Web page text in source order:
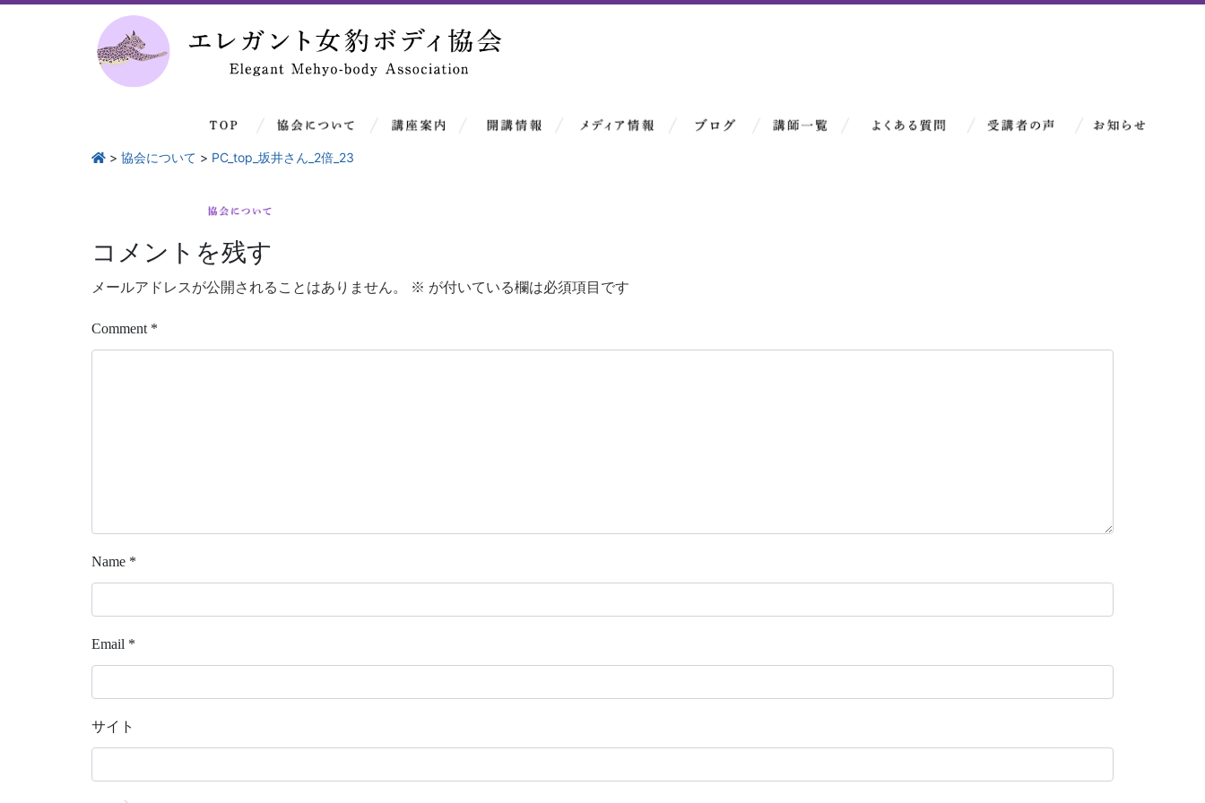
> 協会について > PC_top_坂井さん_2倍_23
コメントを残す
メールアドレスが公開されることはありません。 ※ が付いている欄は必須項目です
Comment *
Name *
Email *
サイト